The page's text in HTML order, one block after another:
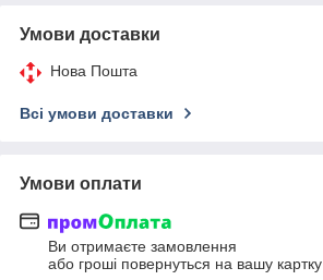
Умови доставки
Нова Пошта
Всі умови доставки
Умови оплати
Ви отримаєте замовлення
або гроші повернуться на вашу картку